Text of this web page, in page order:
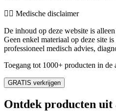
👨‍⚕️️ Medische disclaimer
De inhoud op deze website is
Geen enkel materiaal op deze site
professioneel medisch advies,
Toegang tot 1000+ producten in de
GRATIS verkrijgen
Ontdek producten uit